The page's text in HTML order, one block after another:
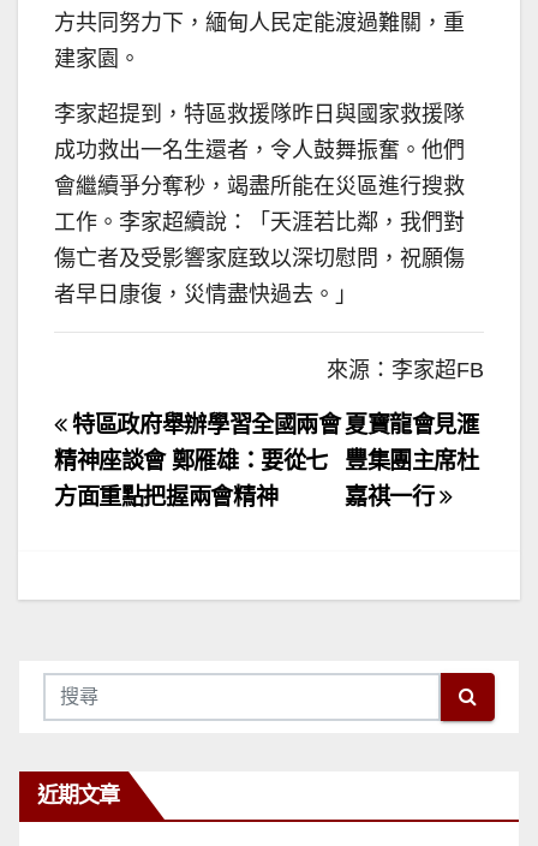
方共同努力下，緬甸人民定能渡過難關，重
建家園。
李家超提到，特區救援隊昨日與國家救援隊
成功救出一名生還者，令人鼓舞振奮。他們
會繼續爭分奪秒，竭盡所能在災區進行搜救
工作。李家超續說：「天涯若比鄰，我們對
傷亡者及受影響家庭致以深切慰問，祝願傷
者早日康復，災情盡快過去。」
來源：李家超FB
文
章
導
夏寶龍會見滙
豐集團主席杜
嘉祺一行
特區政府舉辦學習全國兩會
精神座談會 鄭雁雄：要從七
方面重點把握兩會精神
近期文章